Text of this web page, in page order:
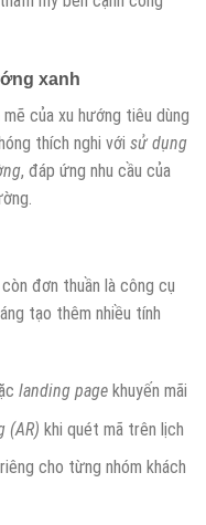
xanh
của xu hướng tiêu dùng
thích nghi với sử dụng
, đáp ứng nhu cầu của
đơn thuần là công cụ
tạo thêm nhiều tính
landing pagekhuyến mãi
(AR) khi quét mã trên lịch
cho từng nhóm khách